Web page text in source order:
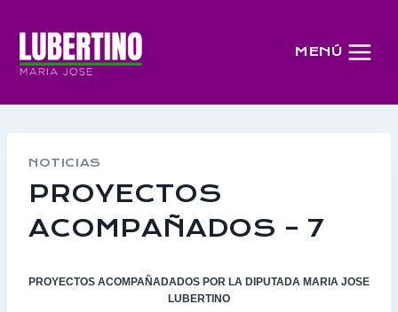
contenido
MENÚ
NOTICIAS
PROYECTOS
ACOMPAÑADOS – 7
PROYECTOS ACOMPAÑADADOS POR LA DIPUTADA MARIA JOSE
LUBERTINO